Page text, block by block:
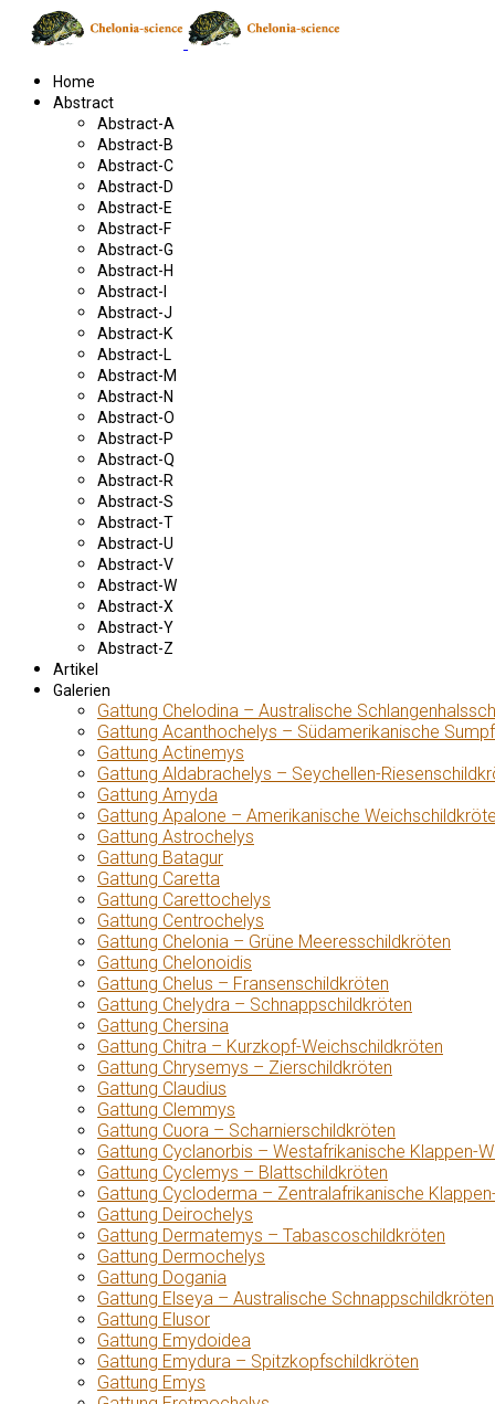
Home
Abstract
Abstract-A
Abstract-B
Abstract-C
Abstract-D
Abstract-E
Abstract-F
Abstract-G
Abstract-H
Abstract-I
Abstract-J
Abstract-K
Abstract-L
Abstract-M
Abstract-N
Abstract-O
Abstract-P
Abstract-Q
Abstract-R
Abstract-S
Abstract-T
Abstract-U
Abstract-V
Abstract-W
Abstract-X
Abstract-Y
Abstract-Z
Artikel
Galerien
Gattung Chelodina – Australische
Gattung Acanthochelys – Südamerikanische
Gattung Actinemys
Gattung Aldabrachelys – Seychellen-
Gattung Amyda
Gattung Apalone – Amerikanische
Gattung Astrochelys
Gattung Batagur
Gattung Caretta
Gattung Carettochelys
Gattung Centrochelys
Gattung Chelonia – Grüne Meeresschildkröten
Gattung Chelonoidis
Gattung Chelus – Fransenschildkröten
Gattung Chelydra – Schnappschildkröten
Gattung Chersina
Gattung Chitra – Kurzkopf-Weichschildkröten
Gattung Chrysemys – Zierschildkröten
Gattung Claudius
Gattung Clemmys
Gattung Cuora – Scharnierschildkröten
Gattung Cyclanorbis – Westafrikanische Klappen-
Gattung Cyclemys – Blattschildkröten
Gattung Cycloderma – Zentralafrikanische
Gattung Deirochelys
Gattung Dermatemys – Tabascoschildkröten
Gattung Dermochelys
Gattung Dogania
Gattung Elseya – Australische Schnappschildkröten
Gattung Elusor
Gattung Emydoidea
Gattung Emydura – Spitzkopfschildkröten
Gattung Emys